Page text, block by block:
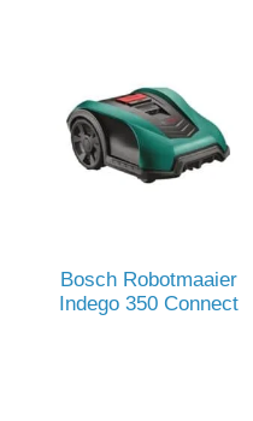
Bosch Robotmaaier
Indego 350 Connect